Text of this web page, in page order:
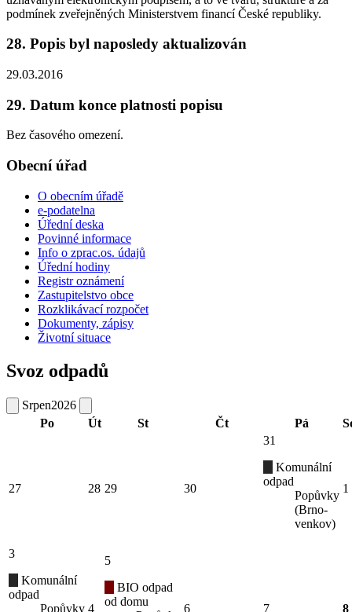
podmínek zveřejněných Ministerstvem financí České republiky.
28. Popis byl naposledy aktualizován
29.03.2016
29. Datum konce platnosti popisu
Bez časového omezení.
Obecní úřad
O obecním úřadě
e-podatelna
Úřední deska
Povinné informace
Info o zprac.os. údajů
Úřední hodiny
Registr oznámení
Zastupitelstvo obce
Rozklikávací rozpočet
Dokumenty, zápisy
Životní situace
Svoz odpadů
Srpen2026
Po
Út St Čt Pá
27 28 29 30
31
Komunální
odpad
Popůvky
(Brno-
venkov)
1
3
Komunální
odpad
Popůvky 4
5
BIO odpad
od domu
6 7 8